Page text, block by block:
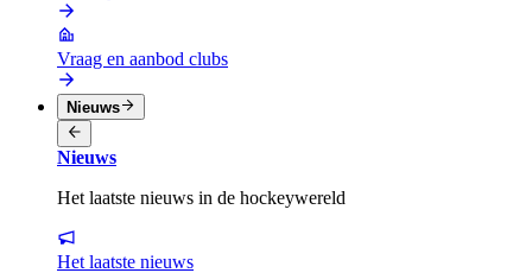
Vraag en aanbod clubs
Nieuws
Nieuws
Het laatste nieuws in de hockeywereld
Het laatste nieuws